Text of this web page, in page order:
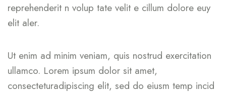
reprehenderit n volup tate velit e cillum dolore euy
elit aler.
Ut enim ad minim veniam, quis nostrud exercitation
ullamco. Lorem ipsum dolor sit amet,
consecteturadipiscing elit, sed do eiusm temp incid